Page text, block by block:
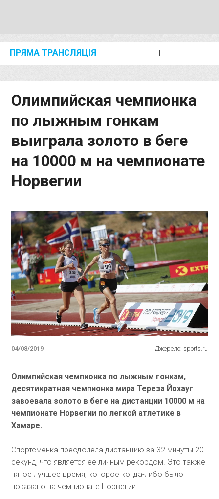
ПРЯМА ТРАНСЛЯЦІЯ I
Олимпийская чемпионка
по лыжным гонкам
выиграла золото в беге
на 10000 м на чемпионате
Норвегии
04/08/2019 Джерело: sports.ru
Олимпийская чемпионка по лыжным гонкам,
десятикратная чемпионка мира Тереза Йохауг
завоевала золото в беге на дистанции 10000 м на
чемпионате Норвегии по легкой атлетике в
Хамаре.
Спортсменка преодолела дистанцию за 32 минуты 20
секунд, что является ее личным рекордом. Это также
пятое лучшее время, которое когда-либо было
показано на чемпионате Норвегии.